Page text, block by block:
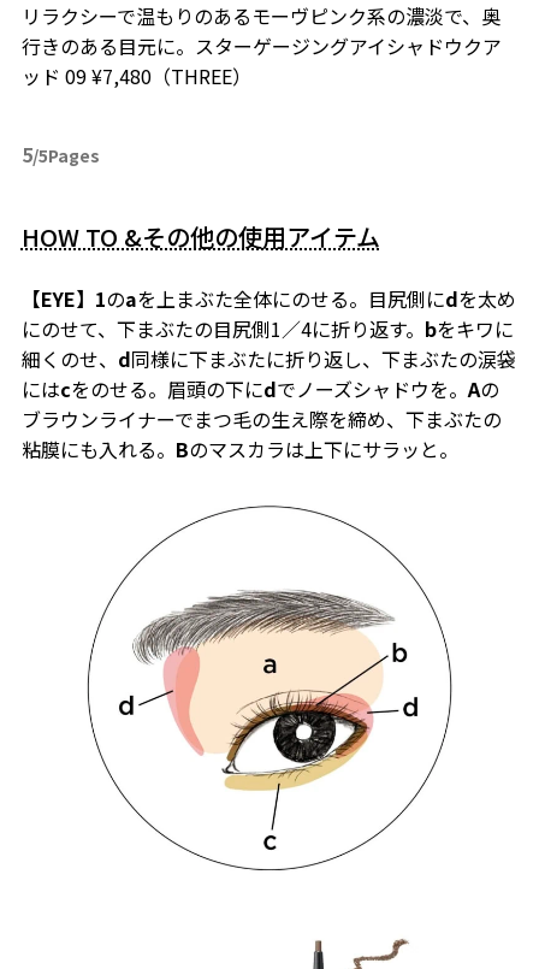
リラクシーで温もりのあるモーヴピンク系の濃淡で、奥
行きのある目元に。スターゲージングアイシャドウクア
ッド 09 ¥7,480（THREE）
5/5Pages
HOW TO &その他の使用アイテム
【EYE】1のaを上まぶた全体にのせる。目尻側にdを太め
にのせて、下まぶたの目尻側1／4に折り返す。 bをキワに
細くのせ、 d同様に下まぶたに折り返し、下まぶたの涙袋
にはcをのせる。眉頭の下にdでノーズシャドウを。Aの
ブラウンライナーでまつ毛の生え際を締め、下まぶたの
粘膜にも入れる。 Bのマスカラは上下にサラッと。